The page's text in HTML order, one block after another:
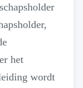
het
wordt